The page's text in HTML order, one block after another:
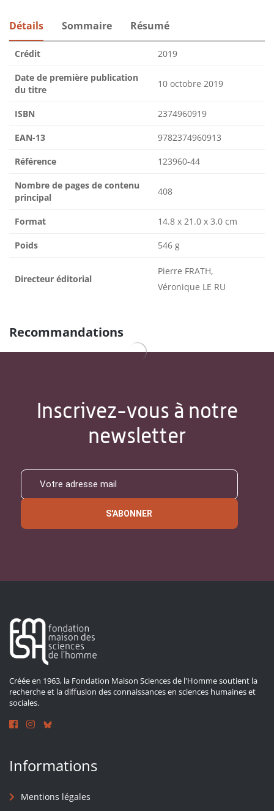
Détails Sommaire Résumé
Crédit 2019
Date de première publication
du titre
10 octobre 2019
ISBN 2374960919
EAN-13 9782374960913
Référence 123960-44
Nombre de pages de contenu
principal
408
Format 14.8 x 21.0 x 3.0 cm
Poids 546 g
Directeur éditorial
Pierre FRATH,
Véronique LE RU
Recommandations
Inscrivez-vous à notre
newsletter
S'ABONNER
Créée en 1963, la Fondation Maison Sciences de l'Homme soutient la
recherche et la diffusion des connaissances en sciences humaines et
sociales.
Informations
Mentions légales